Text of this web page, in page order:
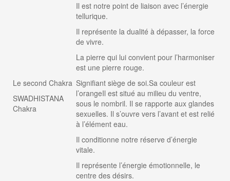
Il est notre point de liaison avec l’énergie
tellurique.
Il représente la dualité à dépasser, la force
de vivre.
La pierre qui lui convient pour l’harmoniser
est une pierre rouge.
Le second Chakra
SWADHISTANA
Chakra
Signifiant siège de soi.Sa couleur est
l’orangeIl est situé au milieu du ventre,
sous le nombril. Il se rapporte aux glandes
sexuelles. Il s’ouvre vers l’avant et est relié
à l’élément eau.
Il conditionne notre réserve d’énergie
vitale.
Il représente l’énergie émotionnelle, le
centre des désirs.